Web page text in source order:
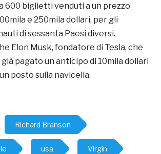
600 biglietti venduti a un prezzo
e 250mila dollari, per gli
di sessanta Paesi diversi.
Elon Musk, fondatore di Tesla, che
pagato un anticipo di 10mila dollari
posto sulla navicella.
Richard Branson
usa Virgin